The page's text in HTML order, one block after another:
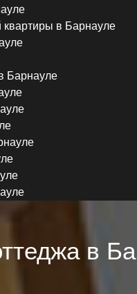
квартиры в Барнауле
Барнауле
в